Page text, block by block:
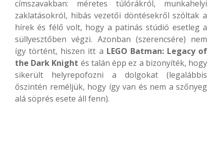
címszavakban: méretes túlórákról, munkahelyi
zaklatásokról, hibás vezetői döntésekről szóltak a
hírek és félő volt, hogy a patinás stúdió esetleg a
süllyesztőben végzi. Azonban (szerencsére) nem
így történt, hiszen itt a LEGO Batman: Legacy of
the Dark Knight és talán épp ez a bizonyíték, hogy
sikerült helyrepofozni a dolgokat (legalábbis
őszintén reméljük, hogy így van és nem a szőnyeg
alá söprés esete áll fenn).